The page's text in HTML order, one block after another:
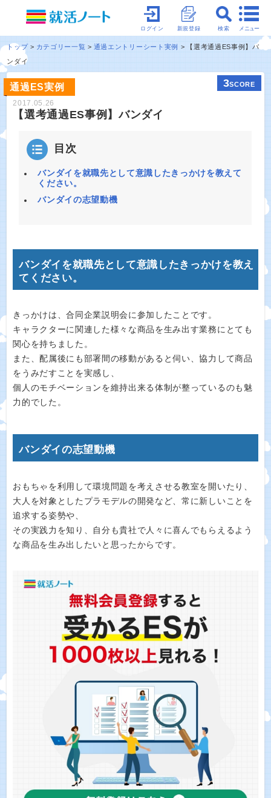
メニュー
検索
新規登録
ログイン
トップ カテゴリー一覧 通過エントリーシート実例
【選考通過ES事例】バ
ンダイ
通過ES実例 3SCORE
2017.05.26
【選考通過ES事例】バンダイ
目次
バンダイを就職先として意識したきっかけを教えて
ください。
バンダイの志望動機
バンダイを就職先として意識したきっかけを教え
てください。
きっかけは、合同企業説明会に参加したことです。
キャラクターに関連した様々な商品を生み出す業務にとても
関心を持ちました。
また、配属後にも部署間の移動があると伺い、協力して商品
をうみだすことを実感し、
個人のモチベーションを維持出来る体制が整っているのも魅
力的でした。
バンダイの志望動機
おもちゃを利用して環境問題を考えさせる教室を開いたり、
大人を対象としたプラモデルの開発など、常に新しいことを
追求する姿勢や、
その実践力を知り、自分も貴社で人々に喜んでもらえるよう
な商品を生み出したいと思ったからです。